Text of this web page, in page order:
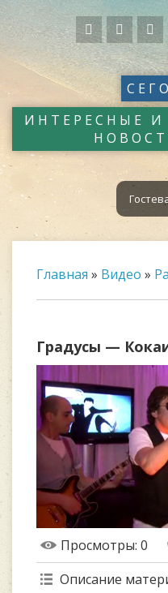
ИНТЕРЕСНЫЕ
Главная » Видео »
Градусы —
Просмотры: 0
Описание